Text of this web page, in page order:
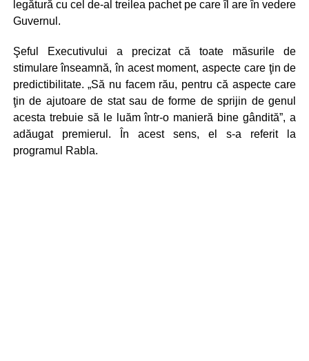
legătură cu cel de-al treilea pachet pe care îl are în vedere
Guvernul.
Şeful Executivului a precizat că toate măsurile de
stimulare înseamnă, în acest moment, aspecte care ţin de
predictibilitate. „Să nu facem rău, pentru că aspecte care
ţin de ajutoare de stat sau de forme de sprijin de genul
acesta trebuie să le luăm într-o manieră bine gândită”, a
adăugat premierul. În acest sens, el s-a referit la
programul Rabla.